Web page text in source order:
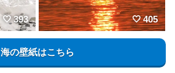
393 405
海の壁紙はこちら